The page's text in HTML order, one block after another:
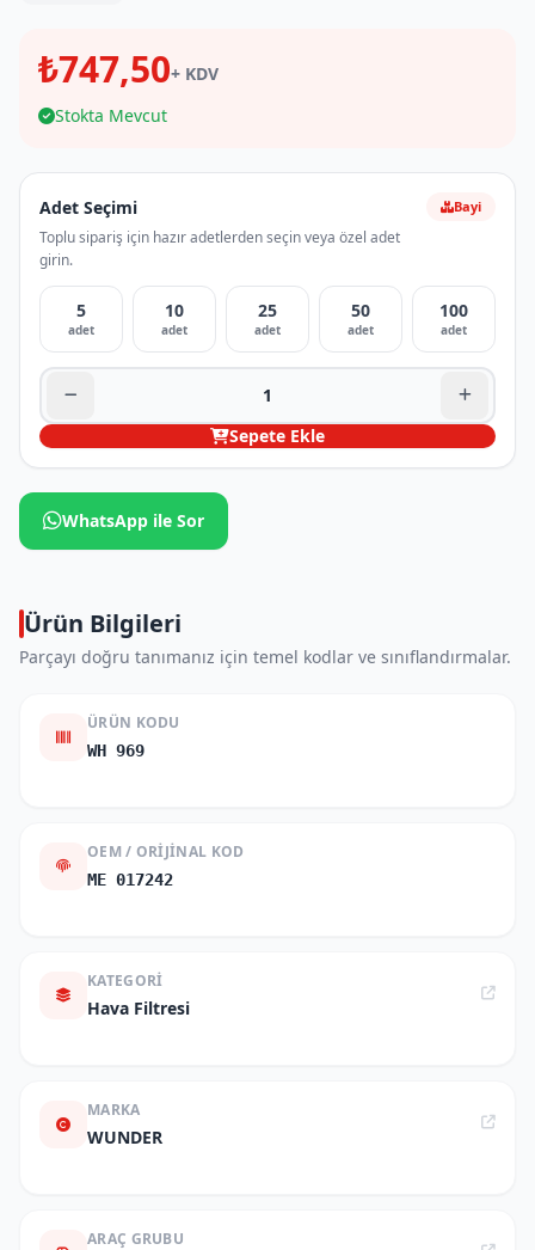
₺747,50+ KDV
Stokta Mevcut
Adet Seçimi
Toplu sipariş için hazır adetlerden seçin veya özel adet
girin.
Bayi
5
adet
10
adet
25
adet
50
adet
100
adet
Sepete Ekle
WhatsApp ile Sor
Ürün Bilgileri
Parçayı doğru tanımanız için temel kodlar ve sınıflandırmalar.
ÜRÜN KODU
WH 969
OEM / ORIJINAL KOD
ME 017242
KATEGORI
Hava Filtresi
MARKA
WUNDER
ARAÇ GRUBU